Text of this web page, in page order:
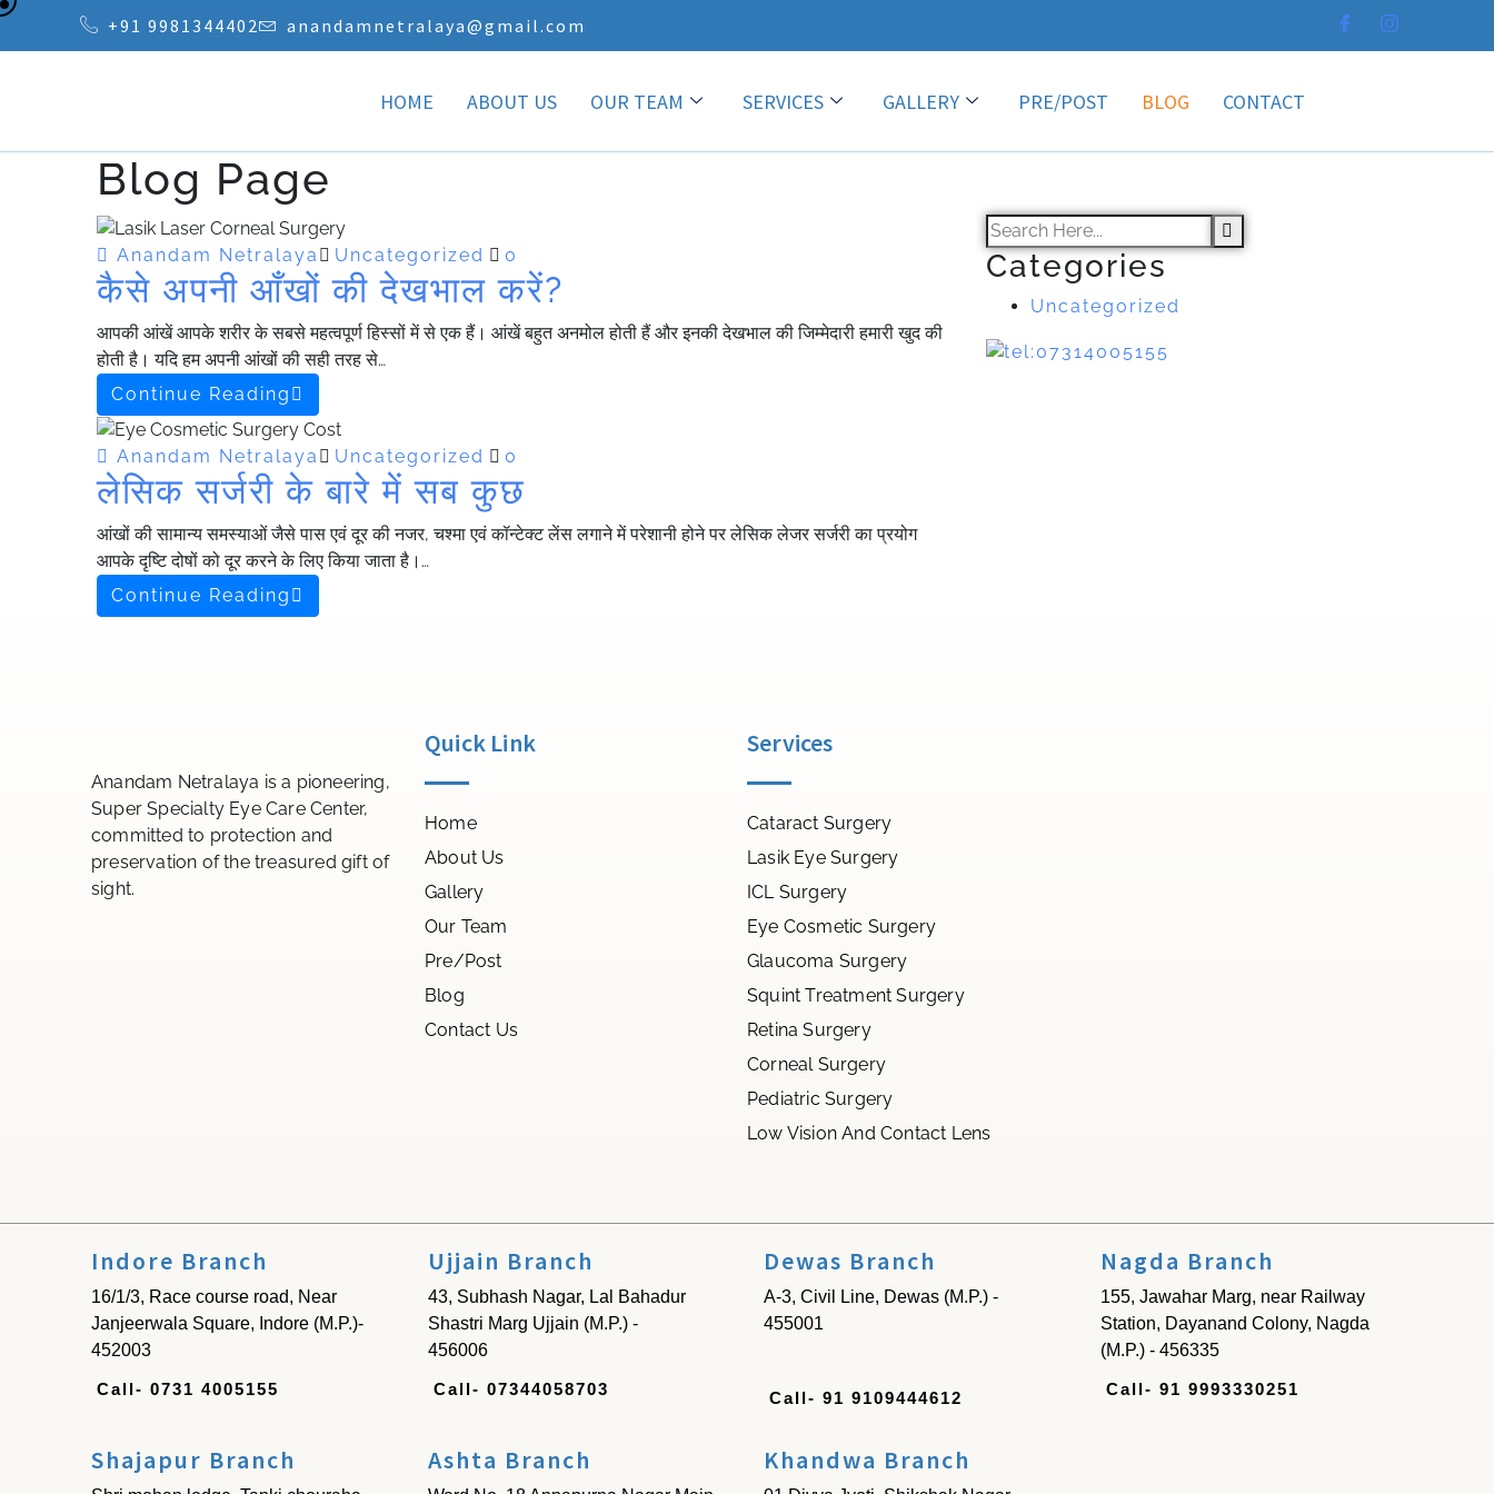
+91 9981344402 anandamnetralaya@gmail.com
HOME ABOUT US OUR TEAM SERVICES GALLERY PRE/POST BLOG CONTACT
Blog Page
Anandam Netralaya Uncategorized 0
कैसे अपनी आँखों की देखभाल करें?
आपकी आंखें आपके शरीर के सबसे महत्वपूर्ण हिस्सों में से एक हैं। आंखें बहुत अनमोल होती हैं और इनकी देखभाल की जिम्मेदारी हमारी खुद की
होती है। यदि हम अपनी आंखों की सही तरह से…
Continue Reading
Anandam Netralaya Uncategorized 0
लेसिक सर्जरी के बारे में सब कुछ
आंखों की सामान्य समस्याओं जैसे पास एवं दूर की नजर, चश्मा एवं कॉन्टेक्ट लेंस लगाने में परेशानी होने पर लेसिक लेजर सर्जरी का प्रयोग
आपके दृष्टि दोषों को दूर करने के लिए किया जाता है।…
Continue Reading
Categories
Uncategorized
Anandam Netralaya is a pioneering,
Super Specialty Eye Care Center,
committed to protection and
preservation of the treasured gift of
sight.
Quick Link
Home
About Us
Gallery
Our Team
Pre/Post
Blog
Contact Us
Services
Cataract Surgery
Lasik Eye Surgery
ICL Surgery
Eye Cosmetic Surgery
Glaucoma Surgery
Squint Treatment Surgery
Retina Surgery
Corneal Surgery
Pediatric Surgery
Low Vision And Contact Lens
Indore Branch
16/1/3, Race course road, Near
Janjeerwala Square, Indore (M.P.)-
452003
Call- 0731 4005155
Ujjain Branch
43, Subhash Nagar, Lal Bahadur
Shastri Marg Ujjain (M.P.) -
456006
Call- 07344058703
Dewas Branch
A-3, Civil Line, Dewas (M.P.) -
455001
Call- 91 9109444612
Nagda Branch
155, Jawahar Marg, near Railway
Station, Dayanand Colony, Nagda
(M.P.) - 456335
Call- 91 9993330251
Shajapur Branch Ashta Branch Khandwa Branch